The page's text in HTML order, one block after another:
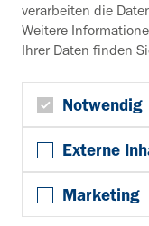
Interesse an
Infomaterial
Newsletter
Newsletter
Folgen Sie uns
Facebook
LinkedIn
verarbeiten die
Weitere
Ihrer Daten finden
Notwendig
Externe
Marketing